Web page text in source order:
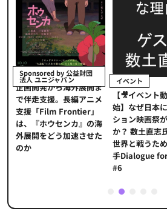
Sponsored by 公益財団
法人 ユニジャパン
企画開発から海外展開ま
で伴走支援。長編アニメ
支援「Film Frontier」
は、『ホウセンカ』の海
外展開をどう加速させた
のか
イベント
【🎥イベント
始】なぜ日本
ション映画祭
か？ 数土直志
世界と戦うた
手Dialogue
#6
2